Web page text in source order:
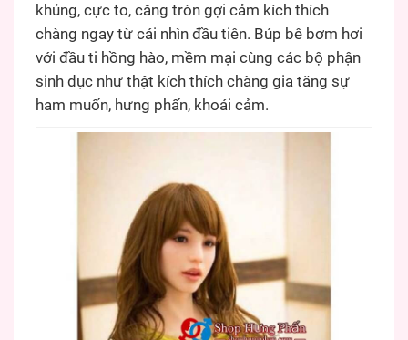
khủng, cực to, căng tròn gợi cảm kích thích
chàng ngay từ cái nhìn đầu tiên. Búp bê bơm hơi
với đầu ti hồng hào, mềm mại cùng các bộ phận
sinh dục như thật kích thích chàng gia tăng sự
ham muốn, hưng phấn, khoái cảm.